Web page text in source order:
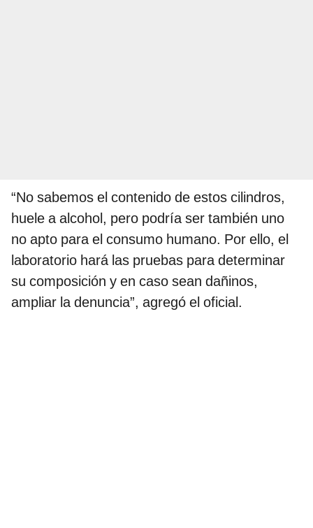
“No sabemos el contenido de estos cilindros,
huele a alcohol, pero podría ser también uno
no apto para el consumo humano. Por ello, el
laboratorio hará las pruebas para determinar
su composición y en caso sean dañinos,
ampliar la denuncia”, agregó el oficial.